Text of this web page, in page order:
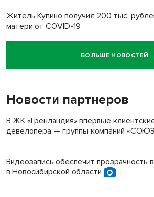
Житель Купино получил 200 тыс.
матери от COVID-19
Новосибирский суд наказал водителя
пенсионерки на вокзале
БОЛЬШЕ НОВОСТЕЙ
Новости партнеров
В ЖК «Гренландия» впервые
девелопера — группы компаний
Видеозапись обеспечит прозрачность
в Новосибирской области